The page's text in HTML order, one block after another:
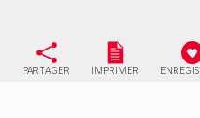
PARTAGER IMPRIMER